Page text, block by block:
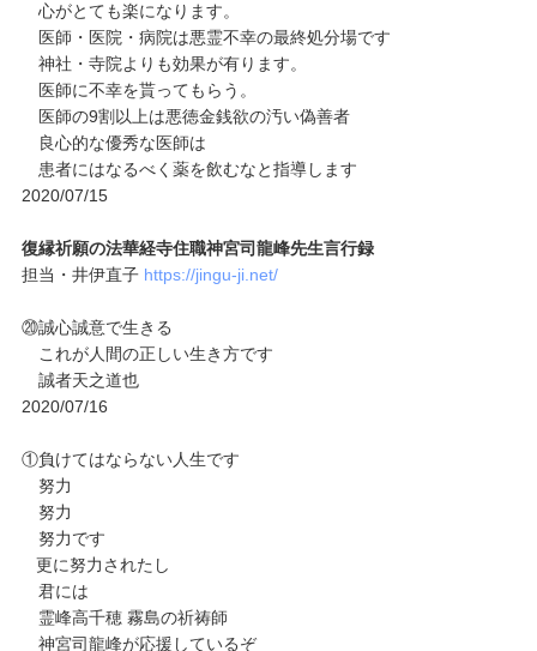
心がとても楽になります。
医師・医院・病院は悪霊不幸の最終処分場です
神社・寺院よりも効果が有ります。
医師に不幸を貰ってもらう。
医師の9割以上は悪徳金銭欲の汚い偽善者
良心的な優秀な医師は
患者にはなるべく薬を飲むなと指導します
2020/07/15
復縁祈願の法華経寺住職神宮司龍峰先生言行録
担当・井伊直子 https://jingu-ji.net/
⑳誠心誠意で生きる
これが人間の正しい生き方です
誠者天之道也
2020/07/16
①負けてはならない人生です
努力
努力
努力です
更に努力されたし
君には
霊峰高千穂 霧島の祈祷師
神宮司龍峰が応援しているぞ